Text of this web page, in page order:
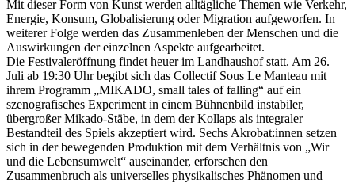
Mit dieser Form von Kunst werden alltägliche Themen wie Verkehr,
Energie, Konsum, Globalisierung oder Migration aufgeworfen. In
weiterer Folge werden das Zusammenleben der Menschen und die
Auswirkungen der einzelnen Aspekte aufgearbeitet.
Die Festivaleröffnung findet heuer im Landhaushof statt. Am 26.
Juli ab 19:30 Uhr begibt sich das Collectif Sous Le Manteau mit
ihrem Programm „MIKADO, small tales of falling“ auf ein
szenografisches Experiment in einem Bühnenbild instabiler,
übergroßer Mikado-Stäbe, in dem der Kollaps als integraler
Bestandteil des Spiels akzeptiert wird. Sechs Akrobat:innen setzen
sich in der bewegenden Produktion mit dem Verhältnis von „Wir
und die Lebensumwelt“ auseinander, erforschen den
Zusammenbruch als universelles physikalisches Phänomen und